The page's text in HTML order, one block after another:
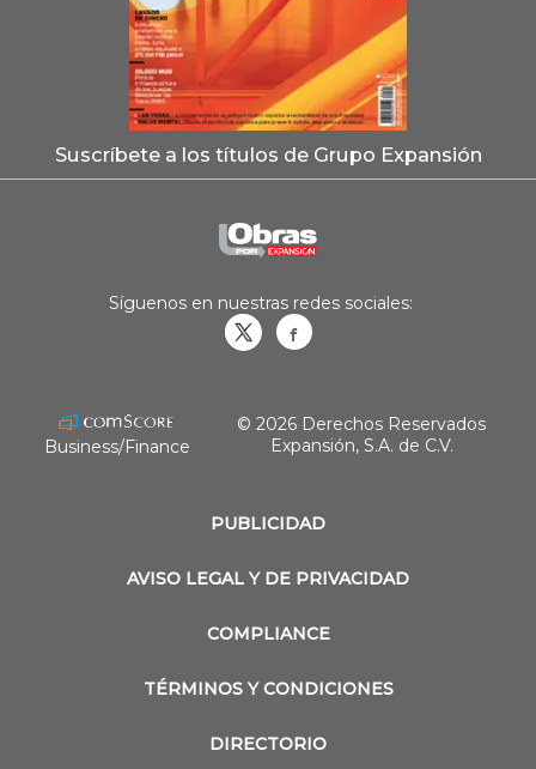
Suscríbete a los títulos de Grupo Expansión
PUBLICIDAD
AVISO LEGAL Y DE PRIVACIDAD
COMPLIANCE
TÉRMINOS Y CONDICIONES
DIRECTORIO
Síguenos en nuestras redes sociales:
Business/Finance
© 2026 Derechos Reservados
Expansión, S.A. de C.V.